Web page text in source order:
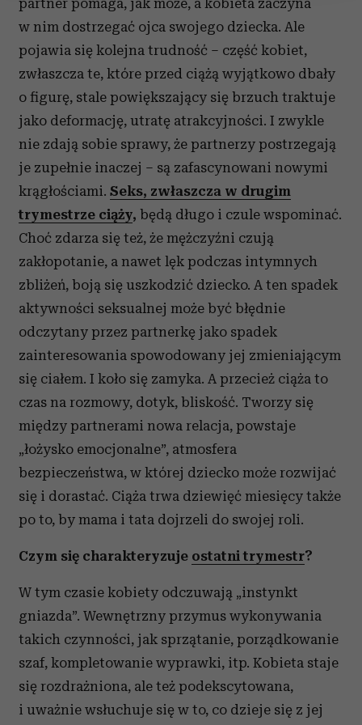
Wykorzystujemy pliki cookie do spersonalizowania treści
i reklam, aby oferować funkcje społecznościowe i
analizować ruch w naszej witrynie. Informacje o tym, jak
korzystasz z naszej witryny, udostępniamy partnerom
społecznościowym, reklamowym i analitycznym.
Partnerzy mogą połączyć te informacje z innymi danymi
otrzymanymi od Ciebie lub uzyskanymi podczas
korzystania z ich usług.
partner pomaga, jak może, a kobieta zaczyna
w nim dostrzegać ojca swojego dziecka. Ale
pojawia się kolejna trudność – część kobiet,
zwłaszcza te, które przed ciążą wyjątkowo dbały
o figurę, stale powiększający się brzuch traktuje
jako deformację, utratę atrakcyjności. I zwykle
nie zdają sobie sprawy, że partnerzy postrzegają
je zupełnie inaczej – są zafascynowani nowymi
krągłościami. Seks, zwłaszcza w drugim
trymestrze ciąży, będą długo i czule wspominać.
Choć zdarza się też, że mężczyźni czują
zakłopotanie, a nawet lęk podczas intymnych
zbliżeń, boją się uszkodzić dziecko. A ten spadek
aktywności seksualnej może być błędnie
odczytany przez partnerkę jako spadek
zainteresowania spowodowany jej zmieniającym
się ciałem. I koło się zamyka. A przecież ciąża to
czas na rozmowy, dotyk, bliskość. Tworzy się
między partnerami nowa relacja, powstaje
„łożysko emocjonalne”, atmosfera
bezpieczeństwa, w której dziecko może rozwijać
się i dorastać. Ciąża trwa dziewięć miesięcy także
po to, by mama i tata dojrzeli do swojej roli.
Czym się charakteryzuje ostatni trymestr?
W tym czasie kobiety odczuwają „instynkt
gniazda”. Wewnętrzny przymus wykonywania
takich czynności, jak sprzątanie, porządkowanie
szaf, kompletowanie wyprawki, itp. Kobieta staje
się rozdrażniona, ale też podekscytowana,
i uważnie wsłuchuje się w to, co dzieje się z jej